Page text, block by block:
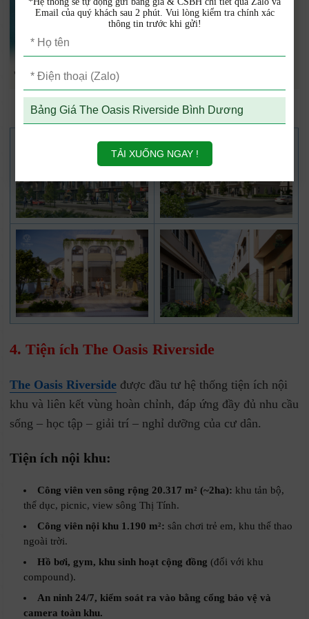
Mặt bằng phân lô The Oasis Riverside
4. Tiện ích The Oasis Riverside
The Oasis Riverside được đầu tư hệ thống tiện ích nội
khu và liên kết vùng hoàn chỉnh, đáp ứng đầy đủ nhu cầu
sống – học tập – giải trí – nghỉ dưỡng của cư dân.
Tiện ích nội khu:
Công viên ven sông rộng 20.317 m² (~2ha): khu tản bộ,
thể dục, picnic, view sông Thị Tính.
Công viên nội khu 1.190 m²: sân chơi trẻ em, khu thể thao
ngoài trời.
Hồ bơi, gym, khu sinh hoạt cộng đồng (đối với khu
compound).
An ninh 24/7, kiểm soát ra vào bằng cổng bảo vệ và
camera toàn khu.
Email của quý khách sau 2 phút. Vui lòng kiểm tra chính xác
thông tin trước khi gửi!
TẢI XUỐNG NGAY !